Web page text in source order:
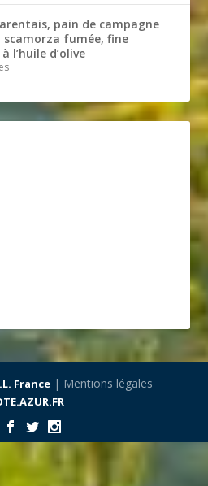
pain de campagne
scamorza fumée, fine
l’huile d’olive
France| Mentions légales